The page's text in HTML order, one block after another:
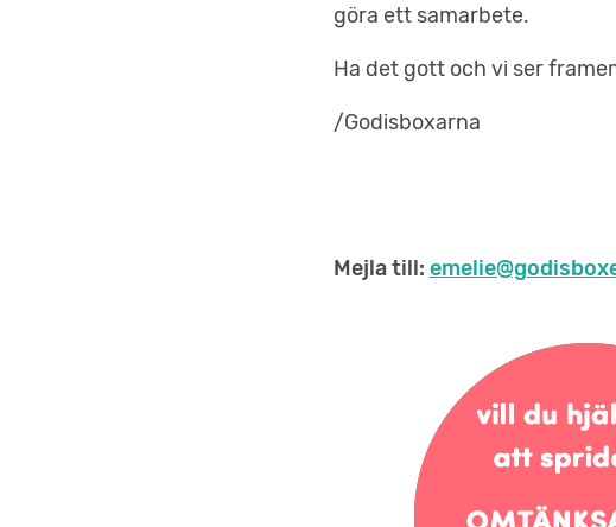
göra ett samarbete.
Ha det gott och vi ser
/Godisboxarna
Mejla till: